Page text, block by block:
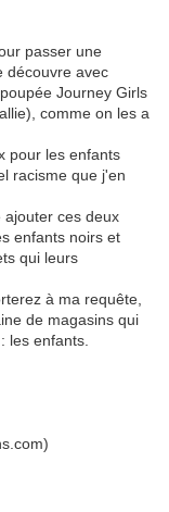
passer une
découvre avec
Journey Girls
comme on les a
pour les enfants
racisme que j'en
ajouter ces deux
enfants noirs et
qui leurs
à ma requête,
de magasins qui
les enfants.